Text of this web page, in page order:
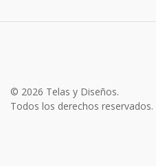
© 2026 Telas y Diseños.
Todos los derechos reservados.